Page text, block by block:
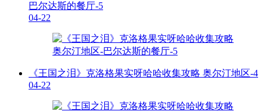
巴尔达斯的餐厅-5
04-22
《王国之泪》克洛格果实呀哈哈收集攻略 奥尔汀地区-4
04-22